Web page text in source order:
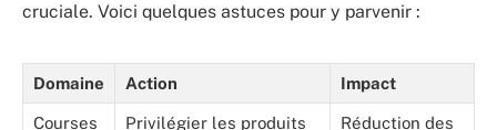
cruciale. Voici quelques astuces pour y parvenir :
Domaine Action Impact
Courses
Privilégier les produits
Réduction des